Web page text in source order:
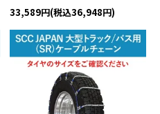
33,589円(税込36,948円)